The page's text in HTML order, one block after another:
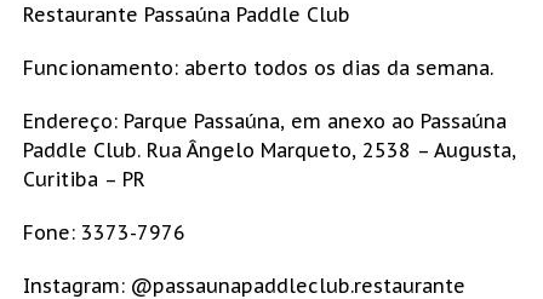
Restaurante Passaúna Paddle Club
Funcionamento: aberto todos os dias da semana.
Endereço: Parque Passaúna, em anexo ao Passaúna
Paddle Club. Rua Ângelo Marqueto, 2538 – Augusta,
Curitiba – PR
Fone: 3373-7976
Instagram: @passaunapaddleclub.restaurante